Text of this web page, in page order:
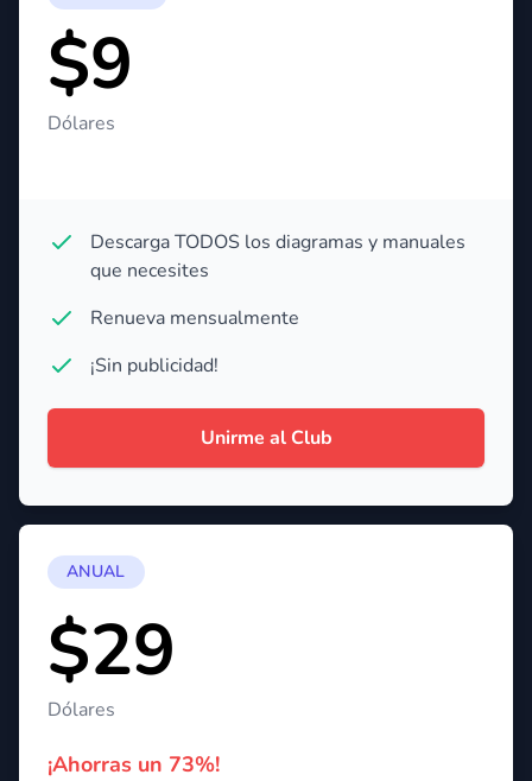
$9
Dólares
Descarga TODOS los diagramas y manuales
que necesites
Renueva mensualmente
¡Sin publicidad!
Unirme al Club
ANUAL
$29
Dólares
¡Ahorras un 73%!